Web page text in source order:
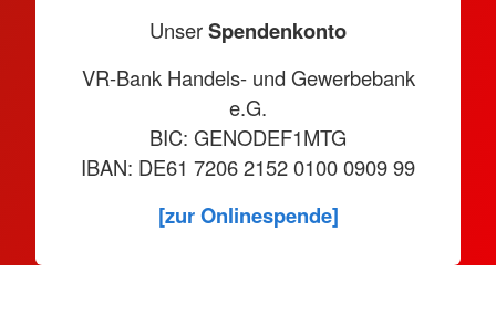
UnserSpendenkonto
VR-Bank Handels- und Gewerbebank
e.G.
BIC: GENODEF1MTG
IBAN: DE61 7206 2152 0100 0909 99
[zur Onlinespende]